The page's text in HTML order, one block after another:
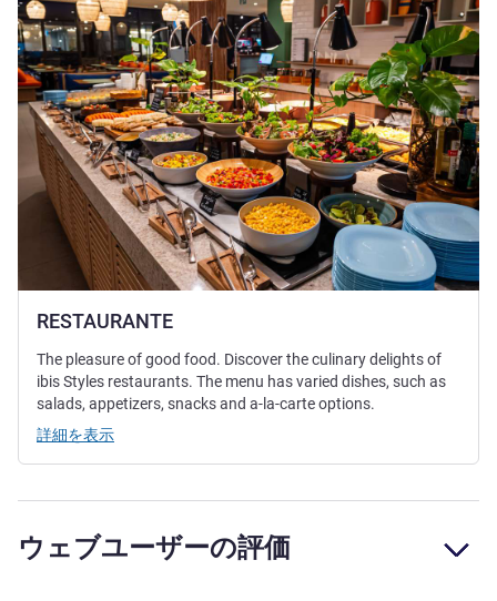
RESTAURANTE
The pleasure of good food. Discover the culinary delights of
ibis Styles restaurants. The menu has varied dishes, such as
salads, appetizers, snacks and a-la-carte options.
詳細を表示
ウェブユーザーの評価